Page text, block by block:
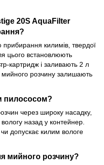
20S AquaFilter
прибирання килимів, твердої
цього встановлюють
картридж і заливають 2 л
мийного розчину залишають
пилососом?
через широку насадку,
назад у контейнер.
допускає килим вологе
мийного розчину?